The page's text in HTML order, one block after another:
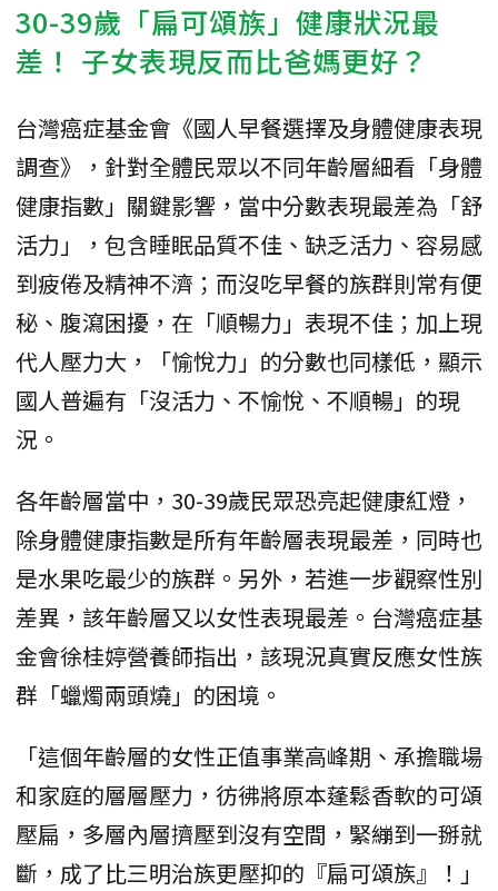
30-39歲「扁可頌族」健康狀況最
差！ 子女表現反而比爸媽更好？
台灣癌症基金會《國人早餐選擇及身體健康表現
調查》，針對全體民眾以不同年齡層細看「身體
健康指數」關鍵影響，當中分數表現最差為「舒
活力」，包含睡眠品質不佳、缺乏活力、容易感
到疲倦及精神不濟；而沒吃早餐的族群則常有便
秘、腹瀉困擾，在「順暢力」表現不佳；加上現
代人壓力大，「愉悅力」的分數也同樣低，顯示
國人普遍有「沒活力、不愉悅、不順暢」的現
況。
各年齡層當中，30-39歲民眾恐亮起健康紅燈，
除身體健康指數是所有年齡層表現最差，同時也
是水果吃最少的族群。另外，若進一步觀察性別
差異，該年齡層又以女性表現最差。台灣癌症基
金會徐桂婷營養師指出，該現況真實反應女性族
群「蠟燭兩頭燒」的困境。
「這個年齡層的女性正值事業高峰期、承擔職場
和家庭的層層壓力，彷彿將原本蓬鬆香軟的可頌
壓扁，多層內層擠壓到沒有空間，緊繃到一掰就
斷，成了比三明治族更壓抑的『扁可頌族』！」